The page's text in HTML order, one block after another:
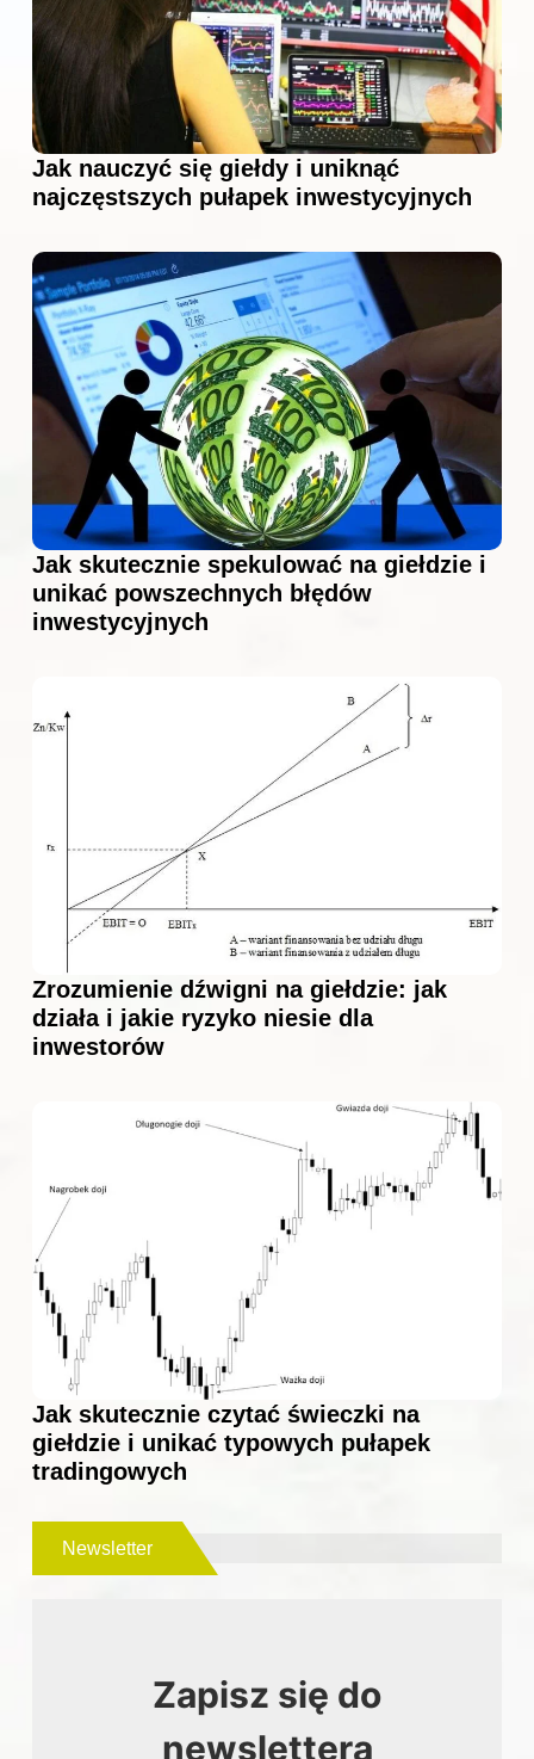
Jak nauczyć się giełdy i uniknąć
najczęstszych pułapek inwestycyjnych
Jak skutecznie spekulować na giełdzie i
unikać powszechnych błędów
inwestycyjnych
Zrozumienie dźwigni na giełdzie: jak
działa i jakie ryzyko niesie dla
inwestorów
Jak skutecznie czytać świeczki na
giełdzie i unikać typowych pułapek
tradingowych
Newsletter
Zapisz się do
newslettera